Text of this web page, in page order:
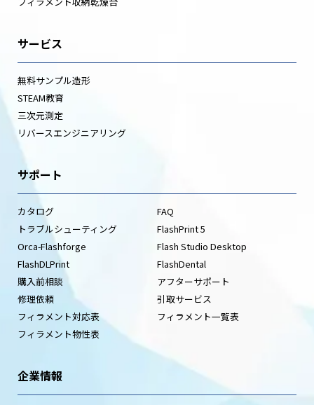
サービス
無料サンプル造形
STEAM教育
三次元測定
リバースエンジニアリング
サポート
カタログ
FAQ
トラブルシューティング
FlashPrint 5
Orca-Flashforge
Flash Studio Desktop
FlashDLPrint
FlashDental
購入前相談
アフターサポート
修理依頼
引取サービス
フィラメント対応表
フィラメント一覧表
フィラメント物性表
企業情報